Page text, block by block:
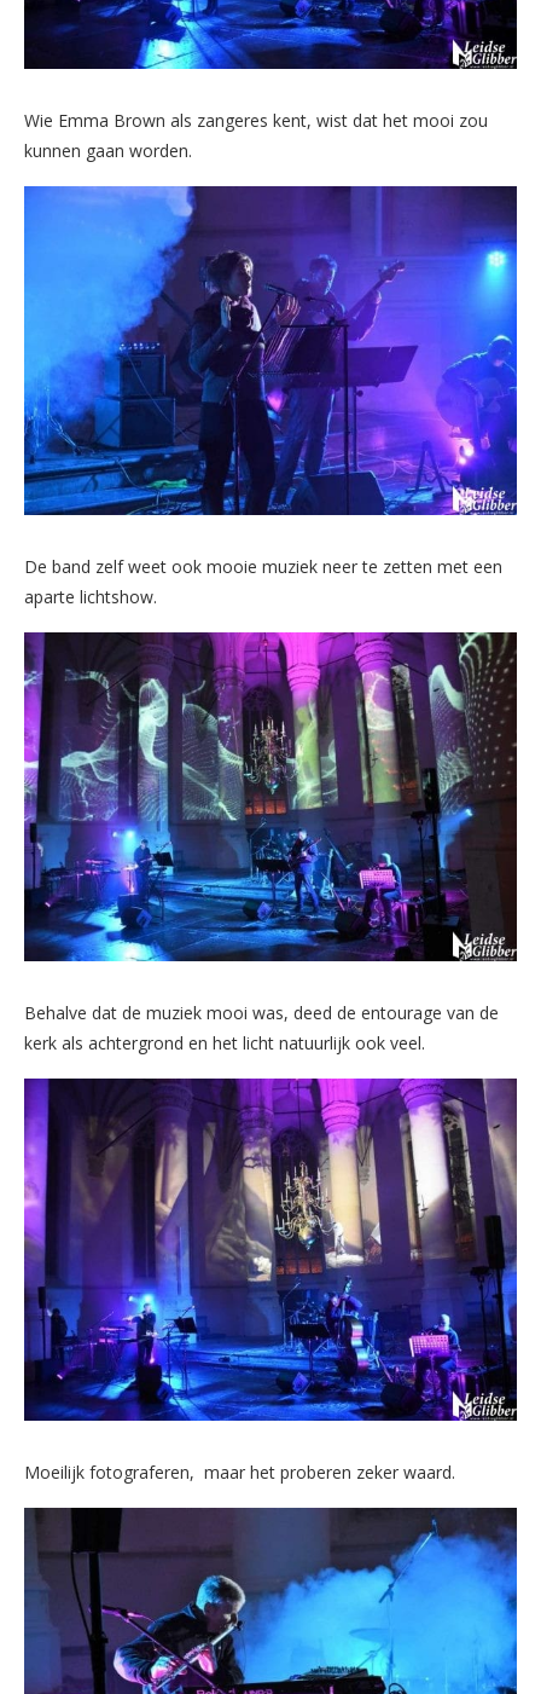
Wie Emma Brown als zangeres kent, wist dat het mooi zou
kunnen gaan worden.
De band zelf weet ook mooie muziek neer te zetten met een
aparte lichtshow.
Behalve dat de muziek mooi was, deed de entourage van de
kerk als achtergrond en het licht natuurlijk ook veel.
Moeilijk fotograferen, maar het proberen zeker waard.